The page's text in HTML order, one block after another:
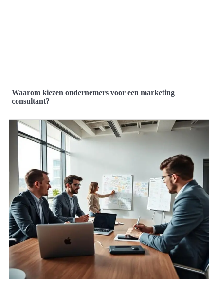
Waarom kiezen ondernemers voor een marketing
consultant?